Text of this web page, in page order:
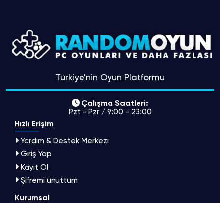
Türkiye'nin Oyun Platformu
Çalışma Saatleri:
Pzt - Pzr / 9:00 - 23:00
Hızlı Erişim
Yardım & Destek Merkezi
Giriş Yap
Kayıt Ol
Şifremi unuttum
Kurumsal